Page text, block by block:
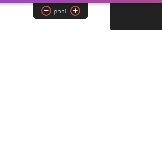
الحجم
21 فبراير 2023